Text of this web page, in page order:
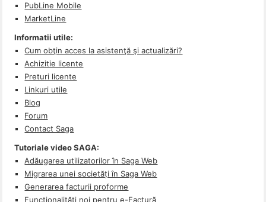
PubLine Mobile
MarketLine
Informatii utile:
Cum obţin acces la asistenţă şi actualizări?
Achizitie licente
Preturi licente
Linkuri utile
Blog
Forum
Contact Saga
Tutoriale video SAGA:
Adăugarea utilizatorilor în Saga Web
Migrarea unei societăți în Saga Web
Generarea facturii proforme
Funcționalități noi pentru e-Factură